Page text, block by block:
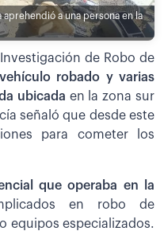
aprehendió a una persona en la
de Robo de
robado y varias
ubicada en la zona sur
señaló que desde este
para cometer los
que operaba en la
en robo de
equipos especializados.